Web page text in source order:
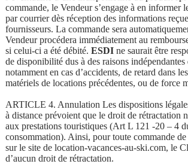
commande, le Vendeur s’engage à en informer
par courrier dès réception des informations
fournisseurs. La commande sera
Vendeur procédera immédiatement au
si celui-ci a été débité. ESDIne saurait être
de disponibilité dus à des raisons indépendantes
notamment en cas d’accidents, de retard dans
matériels de locations précédentes, ou de force
ARTICLE 4. Annulation Les dispositions
à distance prévoient que le droit de rétractation
aux prestations touristiques (Art L 121 -20 – 4
consommation). Ainsi, pour toute commande
sur le site de location-vacances-au-ski.com, le
d’aucun droit de rétractation.